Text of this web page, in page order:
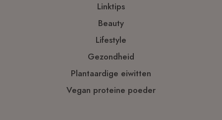
Linktips
Beauty
Lifestyle
Gezondheid
Plantaardige eiwitten
Vegan proteine poeder